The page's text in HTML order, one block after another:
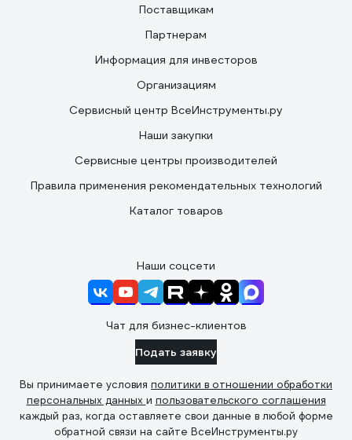
Поставщикам
Партнерам
Информация для инвесторов
Организациям
Сервисный центр ВсеИнструменты.ру
Наши закупки
Сервисные центры производителей
Правила применения рекомендательных технологий
Каталог товаров
Наши соцсети
Чат для бизнес-клиентов
Подать заявку
Вы принимаете условия политики в отношении обработки
персональных данных и пользовательского соглашения
каждый раз, когда оставляете свои данные в любой форме
обратной связи на сайте ВсеИнструменты.ру